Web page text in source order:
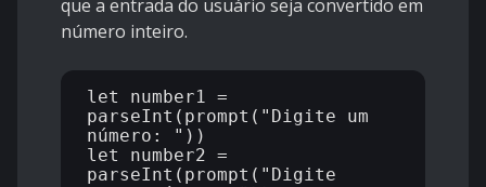
que a entrada do usuário seja convertido em
número inteiro.
let number1 =
parseInt(prompt("Digite um
número: "))
let number2 =
parseInt(prompt("Digite